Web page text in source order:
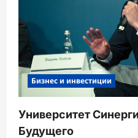
Бизнес и инвестиции
Университет
Будущего